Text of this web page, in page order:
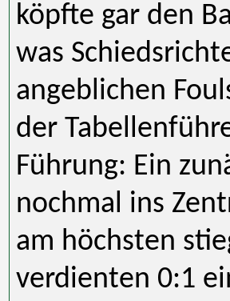
köpfte gar den
was
angeblichen
der
Führung: Ein
nochmal ins
am höchsten
verdienten 0:1